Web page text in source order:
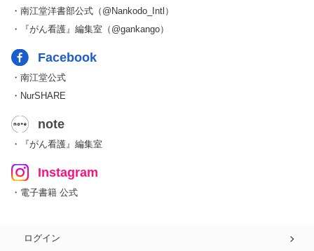
・南江堂洋書部公式（@Nankodo_Intl）
・『がん看護』編集室（@gankango）
Facebook
・南江堂公式
・NurSHARE
note
・『がん看護』編集室
Instagram
・電子書籍 公式
ログイン